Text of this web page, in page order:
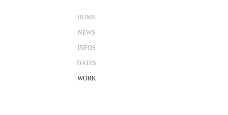
HOME
NEWS
INFOS
DATES
WORK